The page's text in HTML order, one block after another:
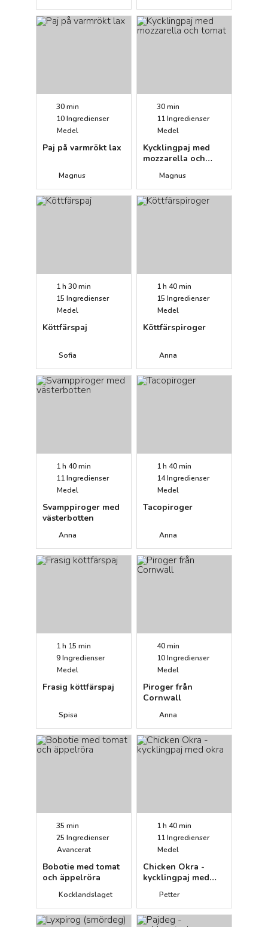
30 min
10Ingredienser
Medel
Paj på varmrökt lax
Magnus
30 min
11Ingredienser
Medel
Kycklingpaj med
mozzarella och
Magnus
1 h 30 min
15 Ingredienser
Medel
Köttfärspaj
Sofia
1 h 40 min
15 Ingredienser
Medel
Köttfärspiroger
Anna
1 h 40 min
11Ingredienser
Medel
Svamppiroger med
västerbotten
Anna
1 h 40 min
14Ingredienser
Medel
Tacopiroger
Anna
1 h 15 min
9Ingredienser
Medel
Frasig köttfärspaj
Spisa
40 min
10Ingredienser
Medel
Piroger från
Cornwall
Anna
35 min
25 Ingredienser
Avancerat
Bobotie med tomat
och äppelröra
Kocklandslaget
1 h 40 min
11Ingredienser
Medel
Chicken Okra -
kycklingpaj med
Petter